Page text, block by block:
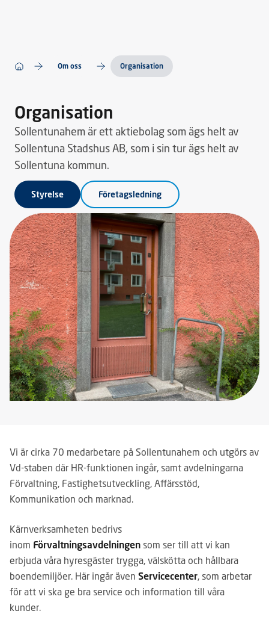
Om oss Organisation
Organisation
Sollentunahem är ett aktiebolag som ägs helt av
Sollentuna Stadshus AB, som i sin tur ägs helt av
Sollentuna kommun.
Styrelse Företagsledning
Vi är cirka 70 medarbetare på Sollentunahem och utgörs av
Vd-staben där HR-funktionen ingår, samt avdelningarna
Förvaltning, Fastighetsutveckling, Affärsstöd,
Kommunikation och marknad.
Kärnverksamheten bedrivs
inom Förvaltningsavdelningen som ser till att vi kan
erbjuda våra hyresgäster trygga, välskötta och hållbara
boendemiljöer. Här ingår även Servicecenter, som arbetar
för att vi ska ge bra service och information till våra
kunder.